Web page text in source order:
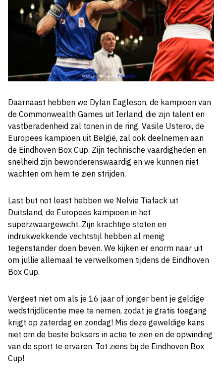
Daarnaast hebben we Dylan Eagleson, de kampioen van
de Commonwealth Games uit Ierland, die zijn talent en
vastberadenheid zal tonen in de ring. Vasile Usteroi, de
Europees kampioen uit België, zal ook deelnemen aan
de Eindhoven Box Cup. Zijn technische vaardigheden en
snelheid zijn bewonderenswaardig en we kunnen niet
wachten om hem te zien strijden.
Last but not least hebben we Nelvie Tiafack uit
Duitsland, de Europees kampioen in het
superzwaargewicht. Zijn krachtige stoten en
indrukwekkende vechtstijl hebben al menig
tegenstander doen beven. We kijken er enorm naar uit
om jullie allemaal te verwelkomen tijdens de Eindhoven
Box Cup.
Vergeet niet om als je 16 jaar of jonger bent je geldige
wedstrijdlicentie mee te nemen, zodat je gratis toegang
krijgt op zaterdag en zondag! Mis deze geweldige kans
niet om de beste boksers in actie te zien en de opwinding
van de sport te ervaren. Tot ziens bij de Eindhoven Box
Cup!